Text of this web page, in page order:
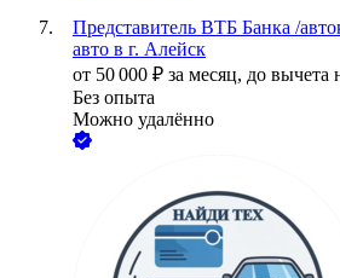
Представитель ВТБ Банка /
авто в г. Алейск
от 50 000 ₽ за месяц, до вычета
Без опыта
Можно удалённо